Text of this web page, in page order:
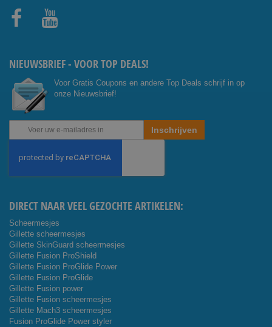
NIEUWSBRIEF - VOOR TOP DEALS!
Voor Gratis Coupons en andere Top Deals schrijf in op
onze Nieuwsbrief!
Abonneer
onze
Inschrijven
DIRECT NAAR VEEL GEZOCHTE ARTIKELEN:
Scheermesjes
Gillette scheermesjes
Gillette SkinGuard scheermesjes
Gillette Fusion ProShield
Gillette Fusion ProGlide Power
Gillette Fusion ProGlide
Gillette Fusion power
Gillette Fusion scheermesjes
Gillette Mach3 scheermesjes
Fusion ProGlide Power styler